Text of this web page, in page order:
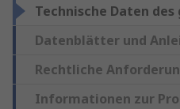
Technische Daten
Datenblätter und
Rechtliche
Informationen zur